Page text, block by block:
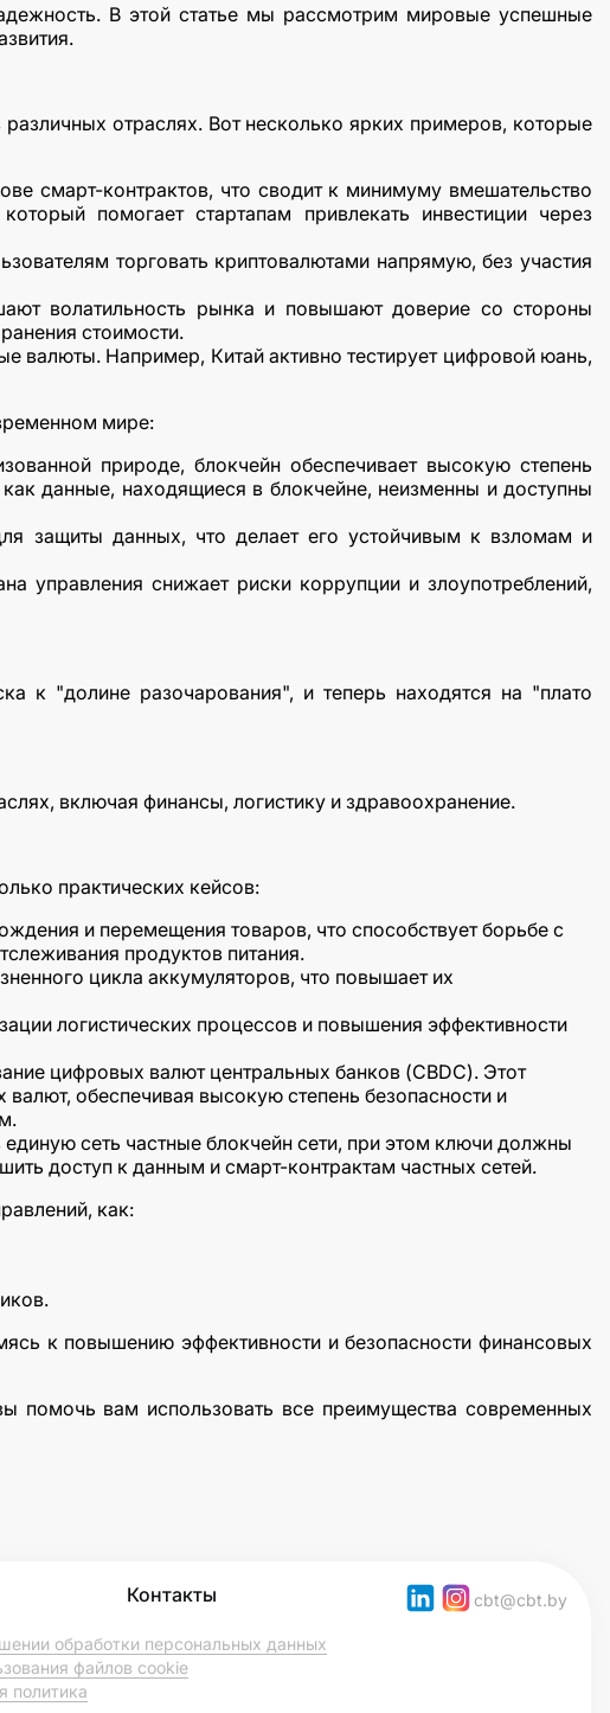
В этой статье мы рассмотрим мировые успешные
отраслях. Вот несколько ярких примеров, которые
смарт-контрактов, что сводит к минимуму вмешательство
помогает стартапам привлекать инвестиции через
торговать криптовалютами напрямую, без участия
волатильность рынка и повышают доверие со стороны
стоимости.
валюты. Например, Китай активно тестирует цифровой юань,
мире:
природе, блокчейн обеспечивает высокую степень
данные, находящиеся в блокчейне, неизменны и доступны
защиты данных, что делает его устойчивым к взломам и
управления снижает риски коррупции и злоупотреблений,
к "долине разочарования", и теперь находятся на "плато
включая финансы, логистику и здравоохранение.
практических кейсов:
и перемещения товаров, что способствует борьбе с
продуктов питания.
цикла аккумуляторов, что повышает их
логистических процессов и повышения эффективности
цифровых валют центральных банков (CBDC). Этот
обеспечивая высокую степень безопасности и
сеть частные блокчейн сети, при этом ключи должны
доступ к данным и смарт-контрактам частных сетей.
как:
к повышению эффективности и безопасности финансовых
вам использовать все преимущества современных
Контакты cbt@cbt.by
обработки персональных данных
файлов cookie
политика